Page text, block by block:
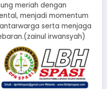
meriah dengan
menjadi momentum
serta menjaga
irwansyah)